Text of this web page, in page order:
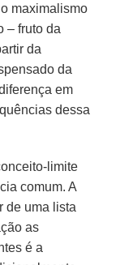
maximalismo
– fruto da
da
da
em
dessa
limite
comum. A
de uma lista
as
é a